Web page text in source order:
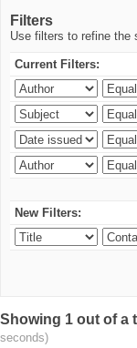
Filters
Use filters to refine the
Current Filters:
New Filters:
Showing 1 out of a
seconds)